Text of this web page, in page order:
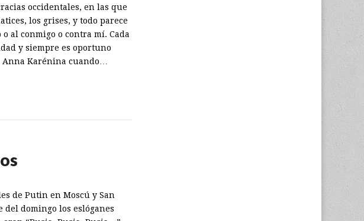
occidentales, en las que
los grises, y todo parece
al conmigo o contra mí. Cada
y siempre es oportuno
Karénina cuando…
de Putin en Moscú y San
del domingo los eslóganes